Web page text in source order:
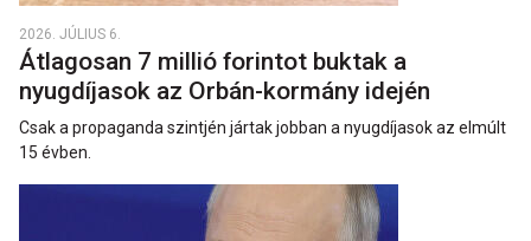
2026. JÚLIUS 6.
Átlagosan 7 millió forintot buktak a
nyugdíjasok az Orbán-kormány idején
Csak a propaganda szintjén jártak jobban a nyugdíjasok az elmúlt
15 évben.